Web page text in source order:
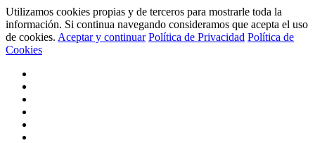
Utilizamos cookies propias y de terceros para mostrarle toda la
información. Si continua navegando consideramos que acepta el uso
de cookies. Aceptar y continuar Política de Privacidad Política de
Cookies